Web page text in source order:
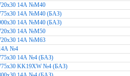
14А №М40
14А №М40 (БАЗ)
14А №М40 (БАЗ)
14А №М50
14А №М63
№4
14А №4 (БАЗ)
KK19XW №4 (БАЗ)